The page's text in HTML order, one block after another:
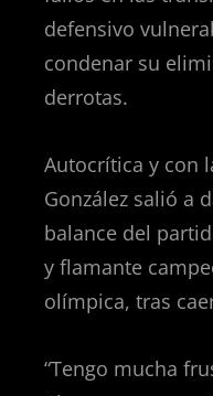
defensivo
condenar su
derrotas.
Autocrítica y con
González salió a
balance del
y flamante
olímpica, tras
“Tengo mucha